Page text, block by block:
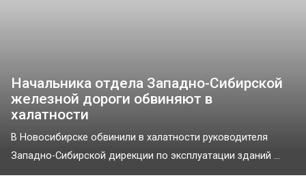
Начальника отдела Западно-Сибирской
железной дороги обвиняют в
халатности
В Новосибирске обвинили в халатности руководителя
Западно-Сибирской дирекции по эксплуатации зданий ...